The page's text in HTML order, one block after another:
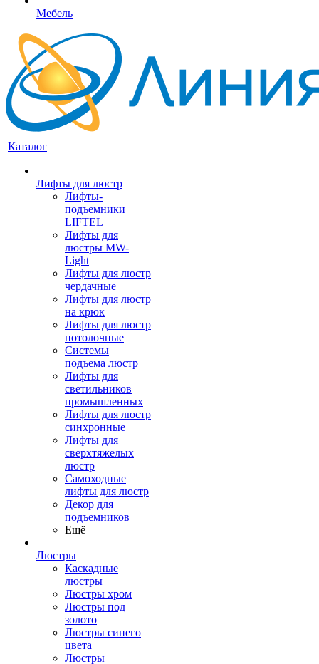
Мебель
Каталог
Лифты для люстр
Лифты-
подъемники
LIFTEL
Лифты для
люстры MW-
Light
Лифты для люстр
чердачные
Лифты для люстр
на крюк
Лифты для люстр
потолочные
Системы
подъема люстр
Лифты для
светильников
промышленных
Лифты для люстр
синхронные
Лифты для
сверхтяжелых
люстр
Самоходные
лифты для люстр
Декор для
подъемников
Ещё
Люстры
Каскадные
люстры
Люстры хром
Люстры под
золото
Люстры синего
цвета
Люстры